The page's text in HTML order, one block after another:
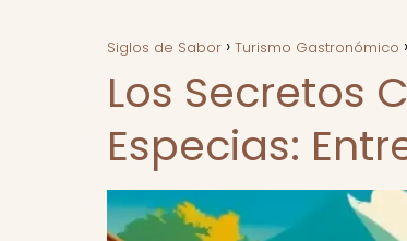
Siglos de Sabor Turismo Gastronómico
Los Secretos
Especias: